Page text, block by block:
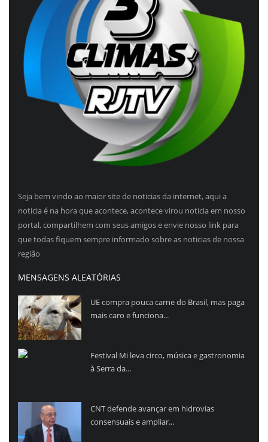
Seja bem vindo ao maior site de noticias da internet, aqui a
noticia é na hora que acontece, acontece virou noticia em nosso
portal, compartilhem com seus amigos e envie nosso link para
que todas fiquem sempre informado sobre as noticias de nossa
região
MENSAGENS ALEATÓRIAS
UE compra pouca carne do Brasil, mas paga
mais caro e funciona...
Festival Mi leva circo, música e gastronomia
à Serra da...
CNT defende avançar em hidrovias
consensuais e ampliar...